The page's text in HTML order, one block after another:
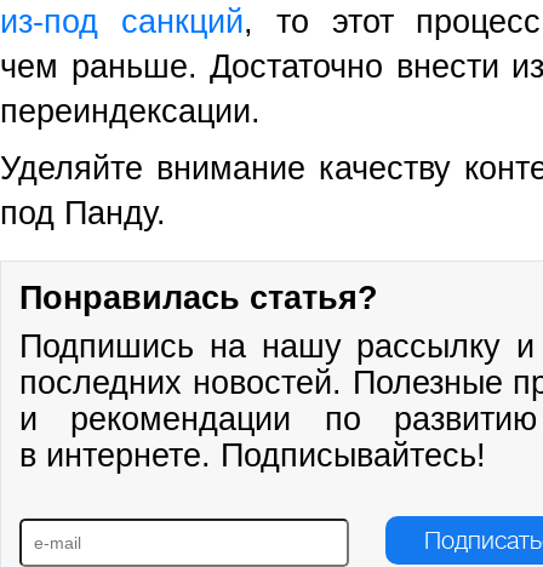
из-под санкций, то этот
чем раньше. Достаточно внести
переиндексации.
Уделяйте внимание качеству
под Панду.
Понравилась статья?
Подпишись на нашу рассылку и
последних новостей. Полезные
и рекомендации по
в интернете. Подписывайтесь!